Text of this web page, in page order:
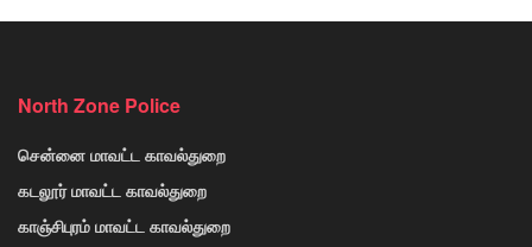
North Zone Police
சென்னை மாவட்ட காவல்துறை
கடலூர் மாவட்ட காவல்துறை
காஞ்சிபுரம் மாவட்ட காவல்துறை